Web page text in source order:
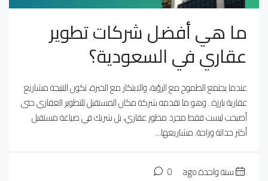
ما هي أفضل شركات تطوير
عقاري في السعودية؟
عندما يجتمع الطموح مع الرؤية، والابتكار مع الخبرة، تكون النتيجة مشاريع
عقارية بارزة . وهو ما تقدمه شركة مكان المستقبل للتطوير العقاري حتى
أصبحت ليست فقط مجرد مطور عقاري، بل شريك في صياغة مستقبل
أكثر حداثة وراحة. مشاريعها...
سنة واحدة ago 0